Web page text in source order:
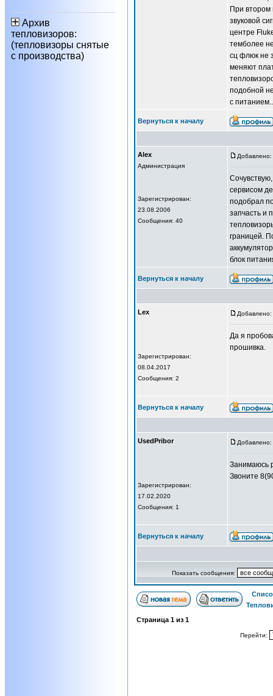
Архив
тепловизоров:
(тепловизоры снятые
с производства)
При втором
звуковой
центре
темболее
сц флюк не
меняют
подобной
с
Вернуться к началу
Alex
Администрация
Зарегистрирован:
23.08.2006
Сообщения: 40
сервисом
подобрал
запчасть и
границей.
блок
Вернуться к началу
Lex
Зарегистрирован:
08.04.2017
Сообщения: 2
Да я
прошивка.
Вернуться к началу
UsedPribor
Зарегистрирован:
17.02.2020
Сообщения: 1
Занимаюсь
Звоните
Вернуться к началу
Показать сообщения:
Страница 1 из 1
Перейти: